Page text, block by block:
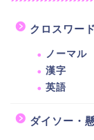
クロスワー
ノーマル
漢字
英語
ダイソー・